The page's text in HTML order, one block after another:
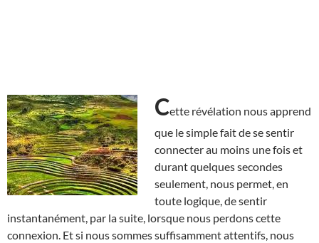
Cette révélation nous apprend
que le simple fait de se sentir
connecter au moins une fois et
durant quelques secondes
seulement, nous permet, en
toute logique, de sentir
instantanément, par la suite, lorsque nous perdons cette
connexion. Et si nous sommes suffisamment attentifs, nous